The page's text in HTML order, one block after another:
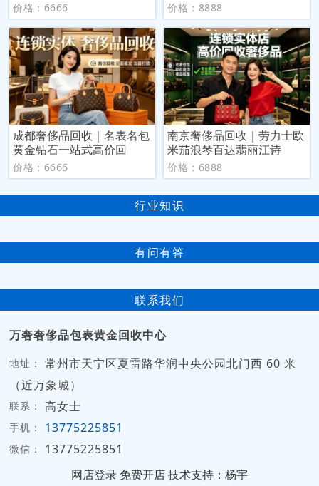
价格：6666 价格：8888
成都奢侈品回收｜名表名包
黄金钻石一站式高价回
价格：6666
南京奢侈品回收｜劳力士欧
米茄浪琴百达翡丽江诗
价格：6888
行业知识
有问有答
联系我们
万奢奢侈品包表黄金回收中心
地址：
常州市天宁区夏雷路华润中央公园北门西 60 米
（近万象城）
联系： 高女士
手机： 13775225851
微信：
13775225851
网店登录 免费开店技术支持：杨宇